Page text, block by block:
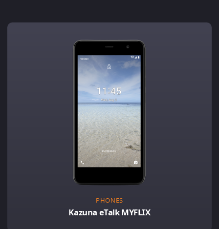
PHONES
Kazuna eTalk MYFLIX